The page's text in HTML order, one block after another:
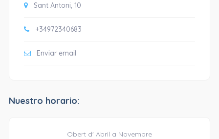
Sant Antoni, 10
+34972340683
Enviar email
Nuestro horario:
Obert d' Abril a Novembre